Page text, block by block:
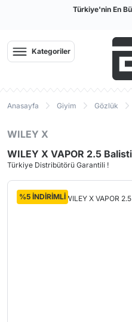
Türkiye'nin En
Kategoriler
Anasayfa Giyim Gözlük
WILEY X
WILEY X VAPOR 2.5
Türkiye Distribütörü Garantili !
%5 İNDİRİMLİ